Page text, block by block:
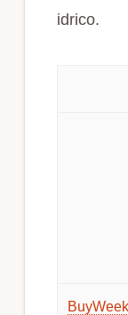
idrico.